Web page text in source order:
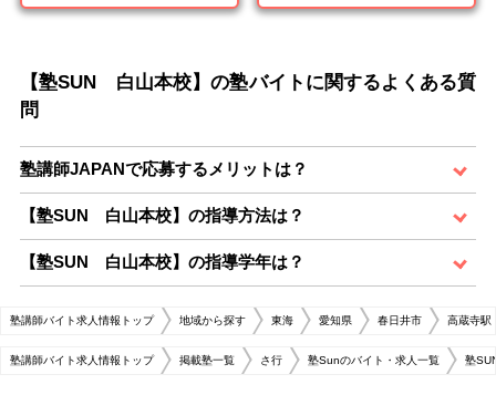
【塾SUN 白山本校】の塾バイトに関するよくある質
問
塾講師JAPANで応募するメリットは？
【塾SUN 白山本校】の指導方法は？
【塾SUN 白山本校】の指導学年は？
塾講師バイト求人情報トップ 地域から探す 東海 愛知県 春日井市 高蔵寺駅
塾講師バイト求人情報トップ 掲載塾一覧 さ行 塾Sunのバイト・求人一覧 塾